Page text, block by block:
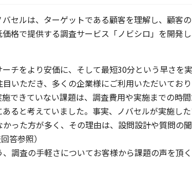
セルは、ターゲットである顧客を理解し、顧客
格で提供する調査サービス「ノビシロ」を開発
チをより安価に、そして最短30分という早さを
いただき、多くの企業様にご利用いただいており
できていない課題は、調査費用や実施までの時
ると考えていました。 事実、ノバセルが実施し
った方が多く、その理由は、設問設計や質問の
答参照）
調査の手軽さについてお客様から課題の声を頂